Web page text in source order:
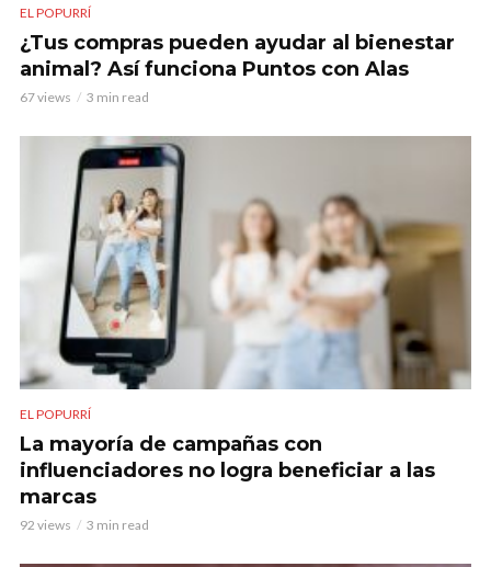
EL POPURRÍ
¿Tus compras pueden ayudar al bienestar
animal? Así funciona Puntos con Alas
67 views 3 min read
EL POPURRÍ
La mayoría de campañas con
influenciadores no logra beneficiar a las
marcas
92 views 3 min read